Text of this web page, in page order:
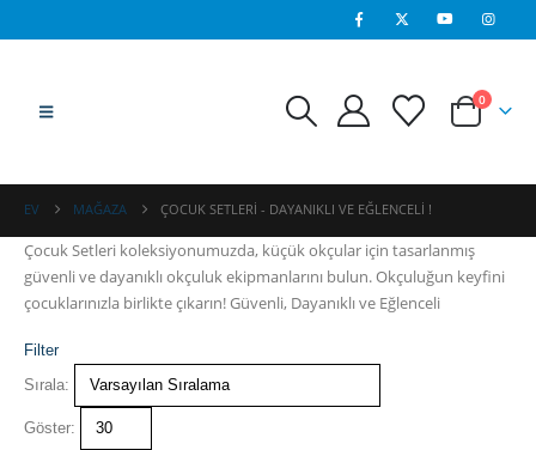
0
EV MAĞAZA ÇOCUK SETLERI - DAYANIKLI VE EĞLENCELI !
Çocuk Setleri koleksiyonumuzda, küçük okçular için tasarlanmış
güvenli ve dayanıklı okçuluk ekipmanlarını bulun. Okçuluğun keyfini
çocuklarınızla birlikte çıkarın! Güvenli, Dayanıklı ve Eğlenceli
Filter
Sırala:
Göster: